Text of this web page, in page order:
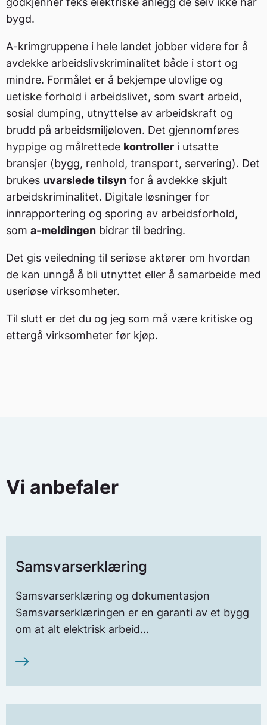
bygd.
A-krimgruppene i hele landet jobber videre for å
avdekke arbeidslivskriminalitet både i stort og
mindre. Formålet er å bekjempe ulovlige og
uetiske forhold i arbeidslivet, som svart arbeid,
sosial dumping, utnyttelse av arbeidskraft og
brudd på arbeidsmiljøloven. Det gjennomføres
hyppige og målrettede kontroller i utsatte
bransjer (bygg, renhold, transport, servering). Det
brukes uvarslede tilsyn for å avdekke skjult
arbeidskriminalitet. Digitale løsninger for
innrapportering og sporing av arbeidsforhold,
som a-meldingen bidrar til bedring.
Det gis veiledning til seriøse aktører om hvordan
de kan unngå å bli utnyttet eller å samarbeide med
useriøse virksomheter.
Til slutt er det du og jeg som må være kritiske og
ettergå virksomheter før kjøp.
Vi anbefaler
Samsvarserklæring
Samsvarserklæring og dokumentasjon
Samsvarserklæringen er en garanti av et bygg
om at alt elektrisk arbeid...